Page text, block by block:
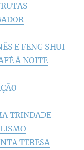
E FENG SHUI
À NOITE
TRINDADE
TERESA